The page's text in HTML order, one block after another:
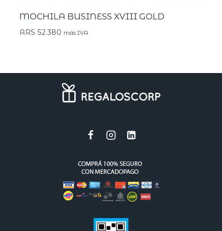
MOCHILA BUSINESS XVIII GOLD
ARS 52.380 más IVA